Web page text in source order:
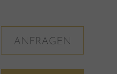
ANFRAGEN